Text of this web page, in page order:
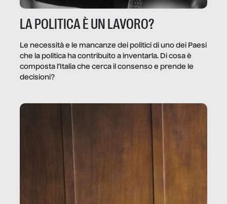
LA POLITICA È UN LAVORO?
Le necessità e le mancanze dei politici di uno dei Paesi
che la politica ha contribuito a inventarla. Di cosa è
composta l’Italia che cerca il consenso e prende le
decisioni?